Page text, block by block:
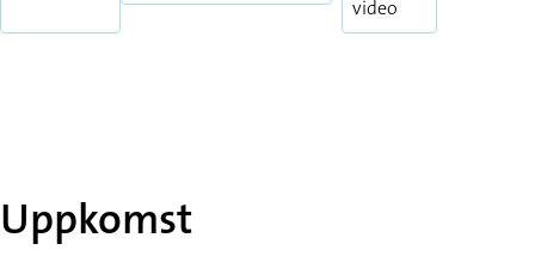
video
Uppkomst